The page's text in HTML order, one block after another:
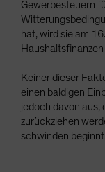
Gewerbesteuern
hat, wird sie am
Keiner dieser
einen baldigen
jedoch davon
zurückziehen
schwinden beginnt.